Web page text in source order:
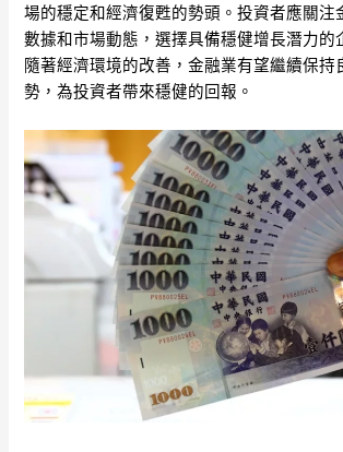
場的穩定和經濟復甦的勢頭。投資者應關注
數據和市場動態，選擇具備穩健增長潛力的
隨著經濟環境的改善，金融業有望繼續保持
勢，為投資者帶來穩健的回報。